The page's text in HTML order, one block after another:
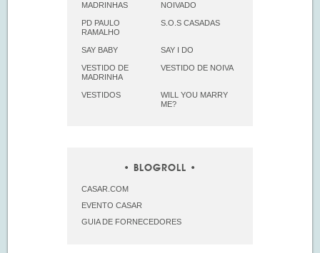
MADRINHAS NOIVADO
PD PAULO
RAMALHO
S.O.S CASADAS
SAY BABY SAY I DO
VESTIDO DE
MADRINHA
VESTIDO DE NOIVA
VESTIDOS
WILL YOU MARRY
ME?
BLOGROLL
CASAR.COM
EVENTO CASAR
GUIA DE FORNECEDORES